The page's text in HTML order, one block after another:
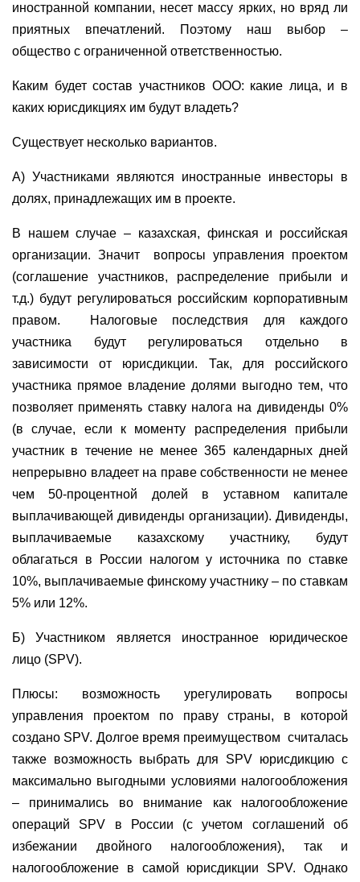
иностранной компании, несет массу ярких, но вряд ли
приятных впечатлений. Поэтому наш выбор –
общество с ограниченной ответственностью.
Каким будет состав участников ООО: какие лица, и в
каких юрисдикциях им будут владеть?
Существует несколько вариантов.
А) Участниками являются иностранные инвесторы в
долях, принадлежащих им в проекте.
В нашем случае – казахская, финская и российская
организации. Значит
вопросы управления проектом
(соглашение участников, распределение прибыли и
т.д.) будут регулироваться российским корпоративным
правом.
Налоговые последствия для каждого
участника будут регулироваться отдельно в
зависимости от юрисдикции. Так, для российского
участника прямое владение долями выгодно тем, что
позволяет применять ставку налога на дивиденды 0%
(в случае, если к моменту распределения прибыли
участник в течение не менее 365 календарных дней
непрерывно владеет на праве собственности не менее
чем 50-процентной долей в уставном капитале
выплачивающей дивиденды организации). Дивиденды,
выплачиваемые казахскому участнику, будут
облагаться в России налогом у источника по ставке
10%, выплачиваемые финскому участнику – по ставкам
5% или 12%.
Б) Участником является иностранное юридическое
лицо (SPV).
Плюсы: возможность урегулировать вопросы
управления проектом по праву страны, в которой
создано SPV. Долгое время преимуществом считалась
также возможность выбрать для SPV юрисдикцию с
максимально выгодными условиями налогообложения
– принимались во внимание как налогообложение
операций SPV в России (с учетом соглашений об
избежании двойного налогообложения), так и
налогообложение в самой юрисдикции SPV. Однако